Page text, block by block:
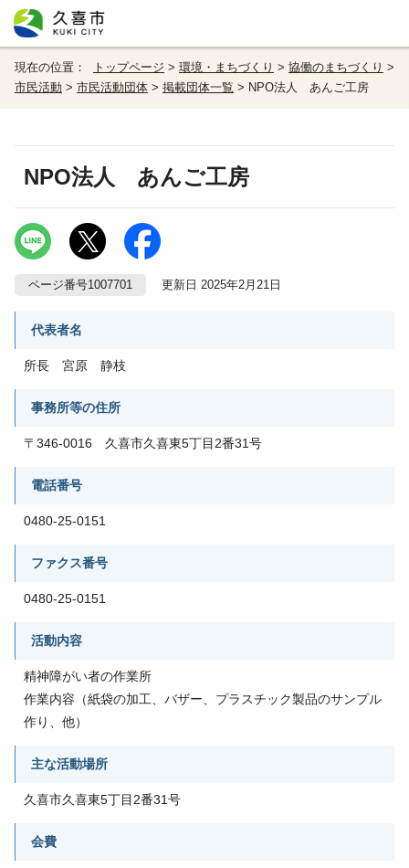
現在の位置： トップページ > 環境・まちづくり > 協働のまちづくり >
市民活動 > 市民活動団体 > 掲載団体一覧 > NPO法人 あんご工房
NPO法人 あんご工房
ページ番号1007701 更新日 2025年2月21日
代表者名
所長 宮原 静枝
事務所等の住所
〒346-0016 久喜市久喜東5丁目2番31号
電話番号
0480-25-0151
ファクス番号
0480-25-0151
活動内容
精神障がい者の作業所
作業内容（紙袋の加工、バザー、プラスチック製品のサンプル
作り、他）
主な活動場所
久喜市久喜東5丁目2番31号
会費